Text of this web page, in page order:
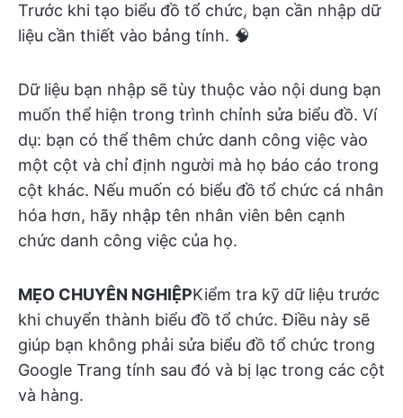
Trước khi tạo biểu đồ tổ chức, bạn cần nhập dữ
liệu cần thiết vào bảng tính. 🧠
Dữ liệu bạn nhập sẽ tùy thuộc vào nội dung bạn
muốn thể hiện trong trình chỉnh sửa biểu đồ. Ví
dụ: bạn có thể thêm chức danh công việc vào
một cột và chỉ định người mà họ báo cáo trong
cột khác. Nếu muốn có biểu đồ tổ chức cá nhân
hóa hơn, hãy nhập tên nhân viên bên cạnh
chức danh công việc của họ.
MẸO CHUYÊN NGHIỆPKiểm tra kỹ dữ liệu trước
khi chuyển thành biểu đồ tổ chức. Điều này sẽ
giúp bạn không phải sửa biểu đồ tổ chức trong
Google Trang tính sau đó và bị lạc trong các cột
và hàng.